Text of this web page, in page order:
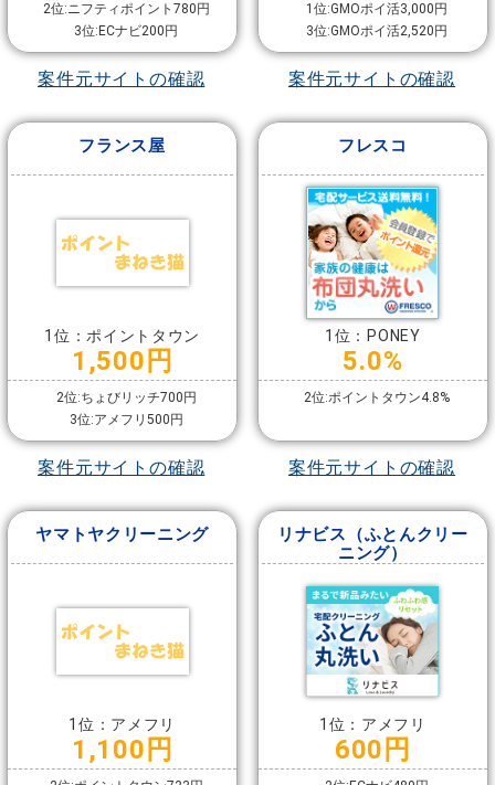
2位:ニフティポイント780円
3位:ECナビ200円
案件元サイトの確認
1位:GMOポイ活3,000円
3位:GMOポイ活2,520円
案件元サイトの確認
フランス屋
1位：ポイントタウン
1,500円
2位:ちょびリッチ700円
3位:アメフリ500円
案件元サイトの確認
フレスコ
1位：PONEY
5.0%
2位:ポイントタウン4.8%
案件元サイトの確認
ヤマトヤクリーニング
1位：アメフリ
1,100円
リナビス（ふとんクリー
ニング）
1位：アメフリ
600円